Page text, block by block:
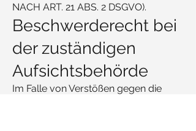
NACH ART. 21 ABS. 2 DSGVO).
Beschwerde­recht bei
der zuständigen
Aufsichts­behörde
Im Falle von Verstößen gegen die